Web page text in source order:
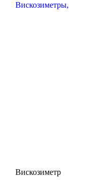
Вискозиметры,
Вискозиметр